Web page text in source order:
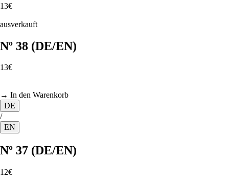
13€
ausverkauft
Nº 38 (DE/EN)
13€
→ In den Warenkorb
DE
/
EN
Nº 37 (DE/EN)
12€